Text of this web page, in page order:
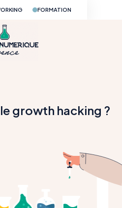
FORMATION
growth hacking ?